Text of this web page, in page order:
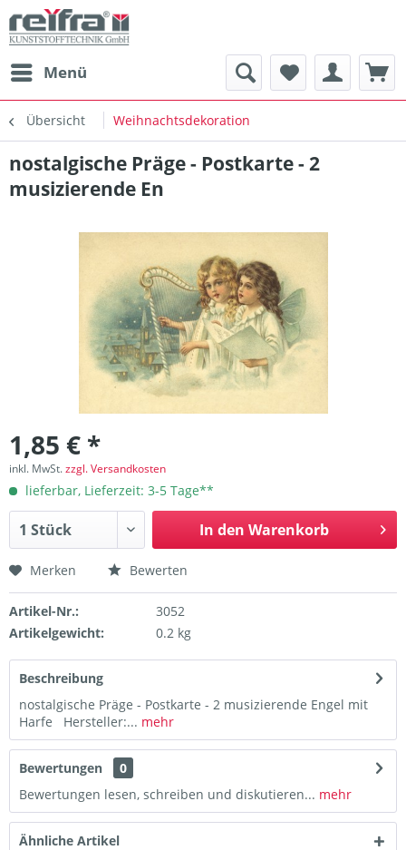
Menü
Übersicht Weihnachtsdekoration
nostalgische Präge - Postkarte - 2
musizierende En
1,85 € *
inkl. MwSt.zzgl. Versandkosten
lieferbar, Lieferzeit: 3-5 Tage**
In den Warenkorb
Merken Bewerten
Artikel-Nr.:
3052
Artikelgewicht:
0.2 kg
Beschreibung
nostalgische Präge - Postkarte - 2 musizierende Engel mit
Harfe Hersteller:... mehr
Bewertungen
0
Bewertungen lesen, schreiben und diskutieren... mehr
Ähnliche Artikel